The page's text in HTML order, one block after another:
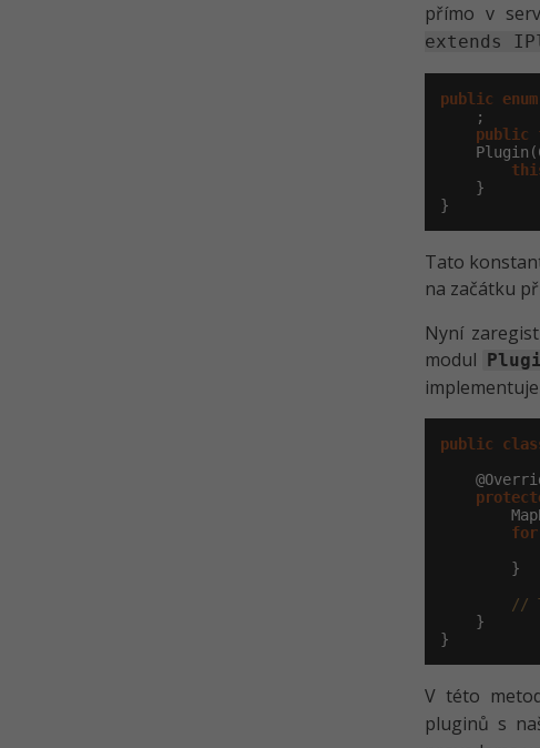
přímo v
extends
public enum
    ;
public
    }
}
Tato
na začátku
Nyní
modul
public
for
        }
//
    }
}
V této
pluginů s